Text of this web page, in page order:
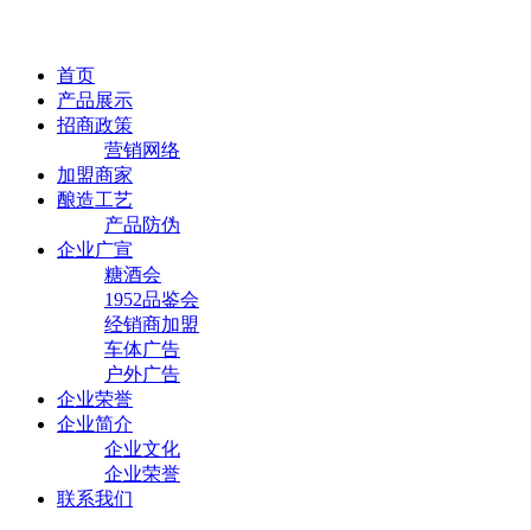
首页
产品展示
招商政策
营销网络
加盟商家
酿造工艺
产品防伪
企业广宣
糖酒会
1952品鉴会
经销商加盟
车体广告
户外广告
企业荣誉
企业简介
企业文化
企业荣誉
联系我们